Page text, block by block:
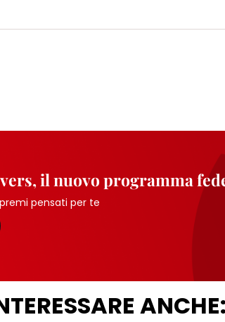
il nuovo programma
pensati per te
ANCHE: